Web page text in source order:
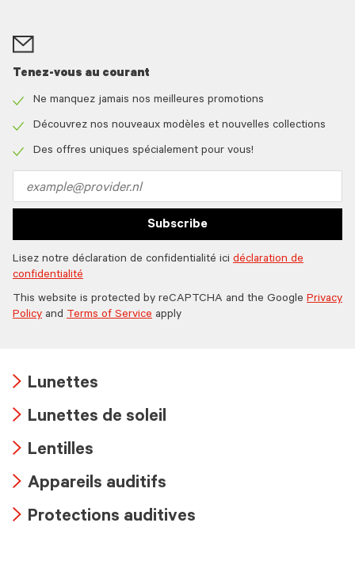
Tenez-vous au courant
icon
Ne manquez jamais nos meilleures promotions
icon
Découvrez nos nouveaux modèles et nouvelles collections
Des offres uniques spécialement pour vous!
address
Subscribe
Lisez notre déclaration de confidentialité ici déclaration de
confidentialité
This website is protected by reCAPTCHA and the Google Privacy
Policy and Terms of Service apply
icon
Lunettes
icon
Lunettes de soleil
icon
Lentilles
icon
Appareils auditifs
Protections auditives